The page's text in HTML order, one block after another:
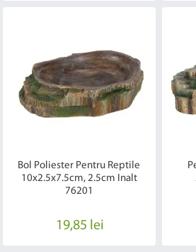
Bol Poliester Pentru Reptile
10x2.5x7.5cm, 2.5cm Inalt
76201
19,85 lei